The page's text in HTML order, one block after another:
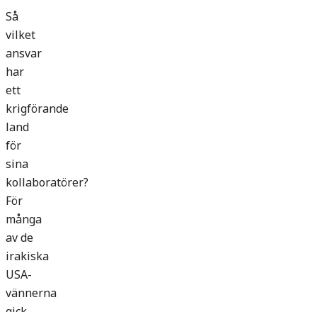
Så
vilket
ansvar
har
ett
krigförande
land
för
sina
kollaboratörer?
För
många
av de
irakiska
USA-
vännerna